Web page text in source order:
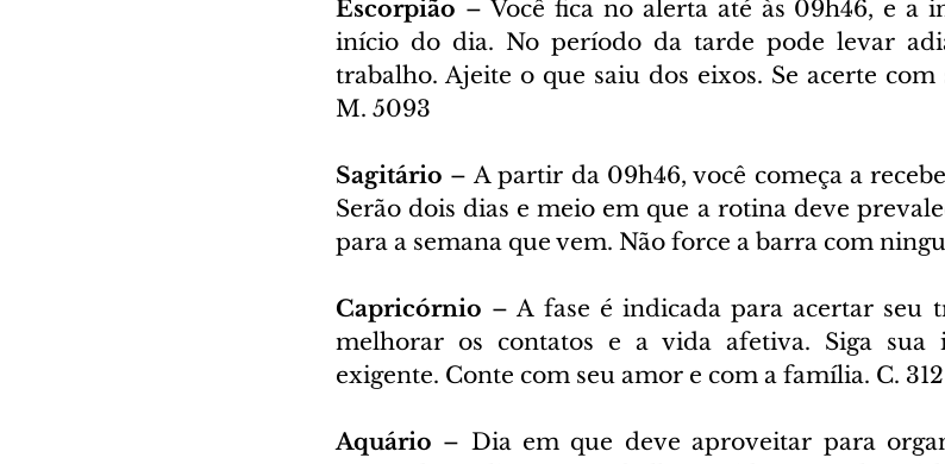
Escorpião – Você fica no alerta até às 09h46, e a
início do dia. No período da tarde pode levar
trabalho. Ajeite o que saiu dos eixos. Se acerte
M. 5093
Sagitário – A partir da 09h46, você começa a
Serão dois dias e meio em que a rotina deve
para a semana que vem. Não force a barra com
Capricórnio – A fase é indicada para acertar seu
melhorar os contatos e a vida afetiva. Siga sua
exigente. Conte com seu amor e com a família. C.
Aquário – Dia em que deve aproveitar para